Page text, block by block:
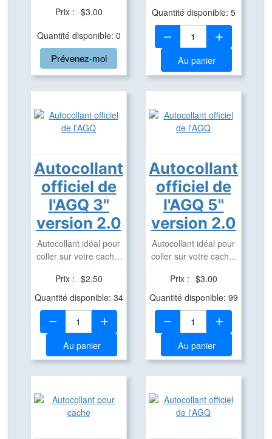
Prix : $3.00
Quantité disponible: 0
Prévenez-moi
Quantité disponible: 5
Quantité:
Au panier
Autocollant
officiel de
l'AGQ 3"
version 2.0
Autocollant idéal pour
coller sur votre cache,
Prix : $2.50
Quantité disponible: 34
Quantité:
Au panier
Autocollant
officiel de
l'AGQ 5"
version 2.0
Autocollant idéal pour
coller sur votre cache,
Prix : $3.00
Quantité disponible: 99
Quantité:
Au panier